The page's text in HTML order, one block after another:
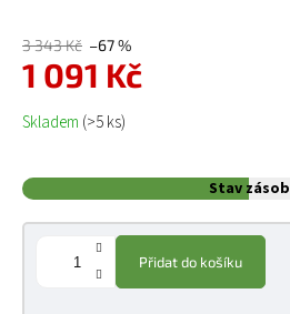
3 343 Kč –67 %
1 091 Kč
Měrná cena:
Skladem (>5 ks)
Stav zásob
Přidat do košíku